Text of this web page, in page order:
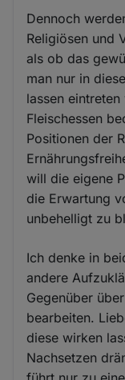
Dennoch
Religiösen und
als ob das
man nur in
lassen
Fleischessen
Positionen der
will die eigene
die Erwartung
unbehelligt zu
Ich denke in
andere
Gegenüber
bearbeiten.
diese wirken
Nachsetzen